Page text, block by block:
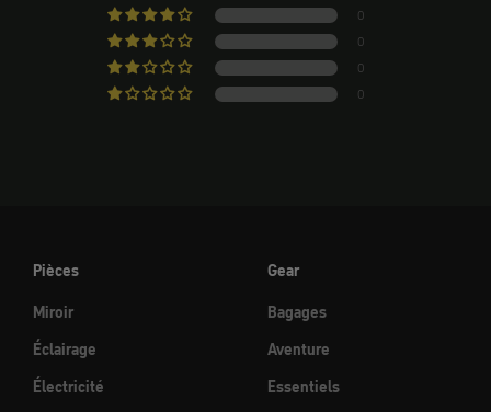
0
0
0
0
Pièces
Miroir
Éclairage
Électricité
Gear
Bagages
Aventure
Essentiels